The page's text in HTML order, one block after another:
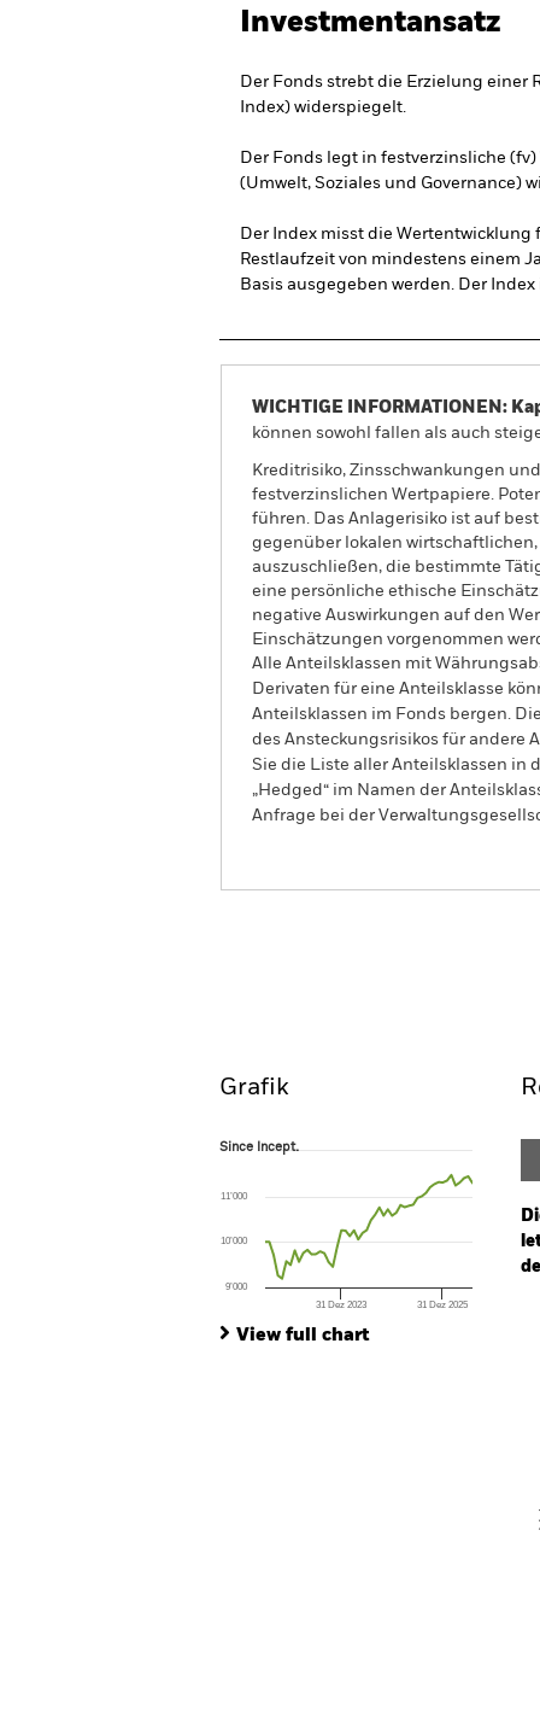
Investmentansatz
Der Fonds strebt die Erzielung einer
Index) widerspiegelt.
Der Fonds legt in festverzinsliche (fv)
(Umwelt, Soziales und Governance)
Der Index misst die
Restlaufzeit von mindestens einem
Basis ausgegeben werden. Der
WICHTIGE INFORMATIONEN:
können sowohl fallen als auch
Kreditrisiko, Zinsschwankungen
festverzinslichen Wertpapiere.
führen. Das Anlagerisiko ist auf
gegenüber lokalen
auszuschließen, die bestimmte
eine persönliche ethische
negative Auswirkungen auf den
Einschätzungen vorgenommen
Alle Anteilsklassen mit
Derivaten für eine Anteilsklasse
Anteilsklassen im Fonds bergen.
des Ansteckungsrisikos für andere
Sie die Liste aller Anteilsklassen in
„Hedged“ im Namen der
Anfrage bei der
Grafik
Since Incept.
The chart has 1 X axis displaying Time.
The chart has 1 Y axis displaying values.
Since Incept.
31 Dez 2023 31 Dez 2025
9’000
10’000
11’000
View full chart